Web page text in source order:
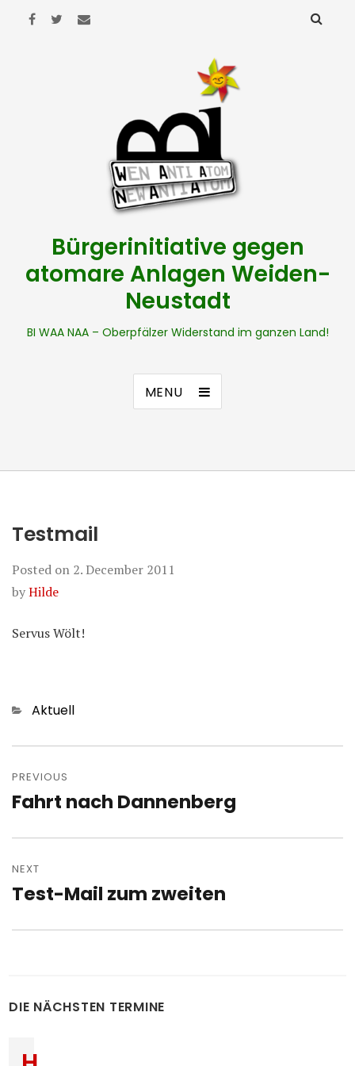
Bürgerinitiative gegen
atomare Anlagen Weiden-
Neustadt
BI WAA NAA – Oberpfälzer Widerstand im ganzen Land!
MENU
Testmail
Posted on 2. December 2011
byHilde
Servus Wölt!
Categories
Aktuell
navigation
PREVIOUS
Previous
Fahrt nach Dannenberg
NEXT
Next
Test-Mail zum zweiten
DIE NÄCHSTEN TERMINE